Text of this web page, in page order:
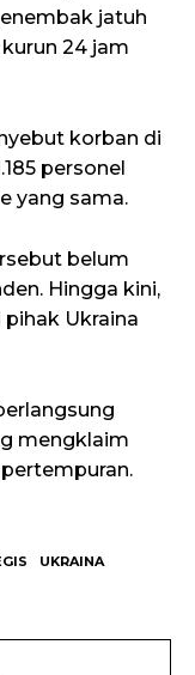
jatuh
24 jam
korban di
personel
yang sama.
belum
Hingga kini,
Ukraina
mengklaim
UKRAINA